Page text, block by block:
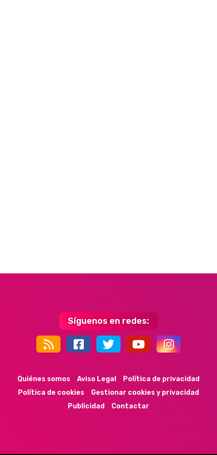
Síguenos en redes:
Quiénes somos Aviso Legal
Política de privacidad
Política de cookies
Gestionar cookies y privacidad
Publicidad
Contactar